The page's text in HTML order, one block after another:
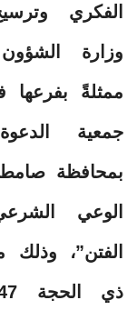
الفكري
وزارة الشؤون
ممثلةً بفرعها
جمعية
بمحافظة
الوعي